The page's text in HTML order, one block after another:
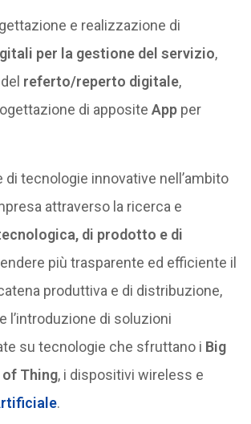
e realizzazione di
per la gestione del servizio,
referto/reperto digitale,
di apposite Appper
di tecnologie innovative nell’ambito
attraverso la ricerca e
di prodotto e di
più trasparente ed efficiente il
produttiva e di distribuzione,
l’introduzione di soluzioni
su tecnologie che sfruttano i Big
Thing, i dispositivi wireless e
.